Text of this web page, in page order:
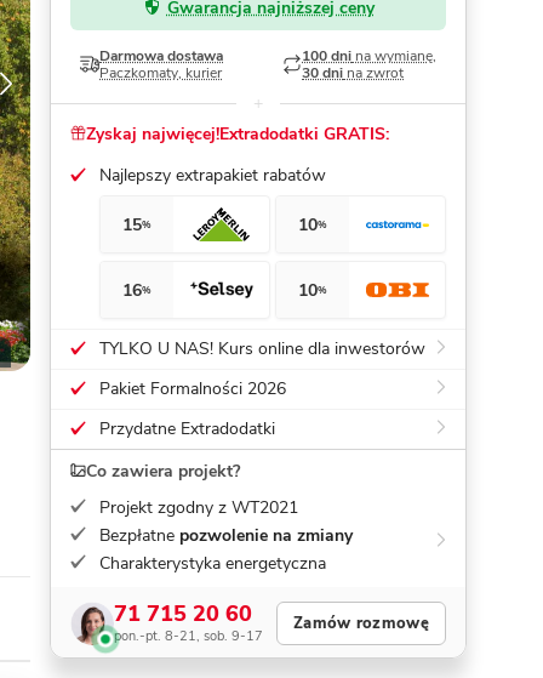
Dom pasywny- co to znaczy
Gwarancja najniższej ceny
Darmowa dostawa
Paczkomaty, kurier
100 dni na wymianę,
30 dni na zwrot
Zyskaj najwięcej!Extradodatki GRATIS:
Najlepszy extrapakiet rabatów
15% 10%
16% 10%
TYLKO U NAS! Kurs online dla inwestorów
Pakiet Formalności 2026
Przydatne Extradodatki
Co zawiera projekt?
Projekt zgodny z WT2021
Bezpłatne pozwolenie na zmiany
Charakterystyka energetyczna
71 715 20 60
pon.-pt. 8-21, sob. 9-17
Zamów rozmowę